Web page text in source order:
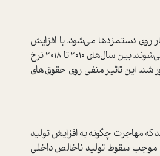
روی دستمزدها می‌شود. با افزایش
تعداد کارگران غیرمتخصص در کارخانه‌ها، ظرفیت‌های شغلی با حداقل دستمزد پر می‌شوند. بین سال‌های 2010 تا 2018 نرخ
این تاثیر منفی روی حقوق‌های
مهاجرت چگونه به افزایش تولید
موجب سقوط تولید ناخالص داخلی